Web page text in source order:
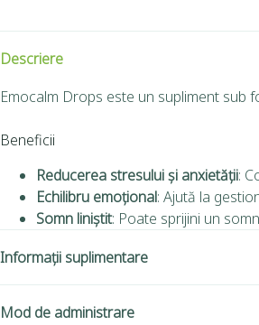
Descriere
Emocalm Drops este un supliment sub
Beneficii
Reducerea stresului și anxietății:
Echilibru emoțional: Ajută la
Somn liniștit: Poate sprijini un
Informații suplimentare
Mod de administrare